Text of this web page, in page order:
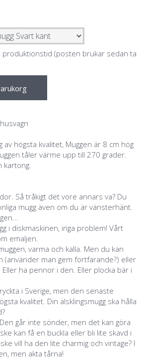
produktionstid (posten brukar sedan ta
av högsta kvalitet, Muggen är 8 cm hög
tåler värme upp till 270 grader.
kartong.
Så tråkigt det vore annars va? Du
mugg även om du är vänsterhänt.
i diskmaskinen, inga problem! Vårt
emaljen.
varma och kalla. Men du kan
(använder man gem fortfarande?) eller
ha pennor i den. Eller plocka bär i
i Sverige, men den senaste
kvalitet. Din älsklingsmugg ska hålla
går inte sönder, men det kan göra
kan få en buckla eller bli lite skavd i
vill ha den lite charmig och vintage? I
men akta tårna!